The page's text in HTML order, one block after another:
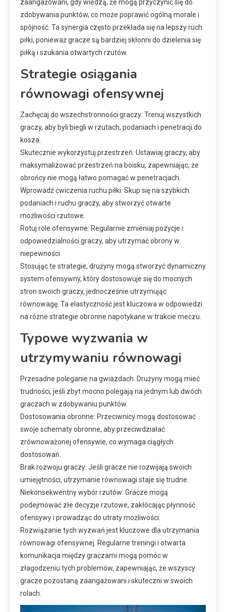
zaangażowani, gdy wiedzą, że mogą przyczynić się do
zdobywania punktów, co może poprawić ogólną morale i
spójność. Ta synergia często przekłada się na lepszy ruch
piłki, ponieważ gracze są bardziej skłonni do dzielenia się
piłką i szukania otwartych rzutów.
Strategie osiągania
równowagi ofensywnej
Zachęcaj do wszechstronności graczy: Trenuj wszystkich
graczy, aby byli biegli w rzutach, podaniach i penetracji do
kosza.
Skutecznie wykorzystuj przestrzeń: Ustawiaj graczy, aby
maksymalizować przestrzeń na boisku, zapewniając, że
obrońcy nie mogą łatwo pomagać w penetracjach.
Wprowadź ćwiczenia ruchu piłki: Skup się na szybkich
podaniach i ruchu graczy, aby stworzyć otwarte
możliwości rzutowe.
Rotuj role ofensywne: Regularnie zmieniaj pozycje i
odpowiedzialności graczy, aby utrzymać obrony w
niepewności.
Stosując te strategie, drużyny mogą stworzyć dynamiczny
system ofensywny, który dostosowuje się do mocnych
stron swoich graczy, jednocześnie utrzymując
równowagę. Ta elastyczność jest kluczowa w odpowiedzi
na różne strategie obronne napotykane w trakcie meczu.
Typowe wyzwania w
utrzymywaniu równowagi
Przesadne poleganie na gwiazdach: Drużyny mogą mieć
trudności, jeśli zbyt mocno polegają na jednym lub dwóch
graczach w zdobywaniu punktów.
Dostosowania obronne: Przeciwnicy mogą dostosować
swoje schematy obronne, aby przeciwdziałać
zrównoważonej ofensywie, co wymaga ciągłych
dostosowań.
Brak rozwoju graczy: Jeśli gracze nie rozwijają swoich
umiejętności, utrzymanie równowagi staje się trudne.
Niekonsekwentny wybór rzutów: Gracze mogą
podejmować złe decyzje rzutowe, zakłócając płynność
ofensywy i prowadząc do utraty możliwości.
Rozwiązanie tych wyzwań jest kluczowe dla utrzymania
równowagi ofensywnej. Regularne treningi i otwarta
komunikacja między graczami mogą pomóc w
złagodzeniu tych problemów, zapewniając, że wszyscy
gracze pozostaną zaangażowani i skuteczni w swoich
rolach.